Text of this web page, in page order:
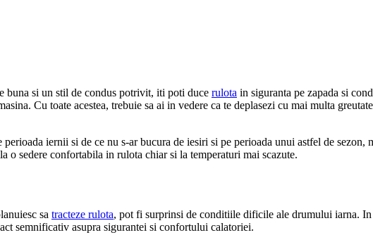
buna si un stil de condus potrivit, iti poti duce rulota in siguranta pe zapada si
Cu toate acestea, trebuie sa ai in vedere ca te deplasezi cu mai multa
perioada iernii si de ce nu s-ar bucura de iesiri si pe perioada unui astfel de
o sedere confortabila in rulota chiar si la temperaturi mai scazute.
sa tracteze rulota, pot fi surprinsi de conditiile dificile ale drumului iarna.
semnificativ asupra sigurantei si confortului calatoriei.